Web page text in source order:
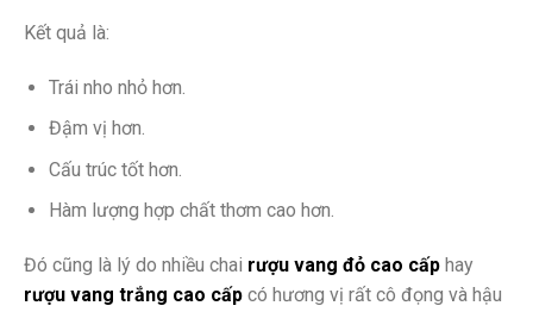
Kết quả là:
Trái nho nhỏ hơn.
Đậm vị hơn.
Cấu trúc tốt hơn.
Hàm lượng hợp chất thơm cao hơn.
Đó cũng là lý do nhiều chai rượu vang đỏ cao cấp hay
rượu vang trắng cao cấp có hương vị rất cô đọng và hậu